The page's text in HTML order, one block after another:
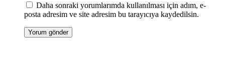
Daha sonraki yorumlarımda kullanılması için adım, e-
posta adresim ve site adresim bu tarayıcıya kaydedilsin.